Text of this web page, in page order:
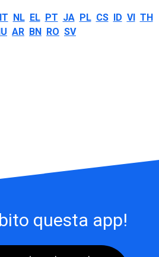
IT NL EL PT JA PL CS ID VI TH
AR BN RO SV
questa app!